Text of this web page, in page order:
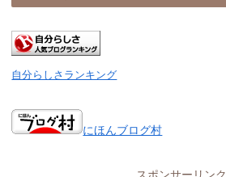
自分らしさランキング
にほんブログ村
スポンサーリンク